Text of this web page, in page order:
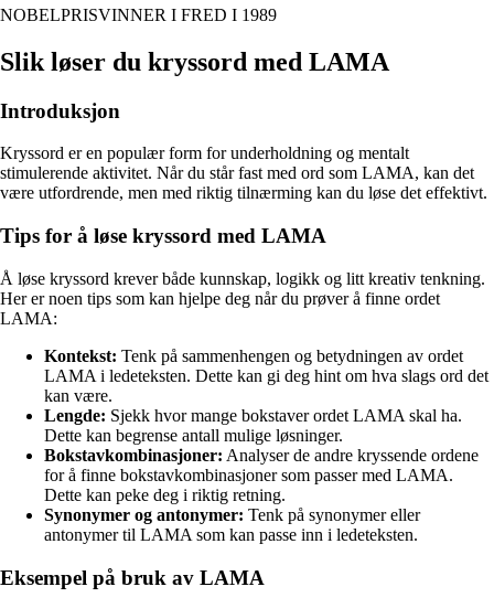
NOBELPRISVINNER I FRED I 1989
Slik løser du kryssord med LAMA
Introduksjon
Kryssord er en populær form for underholdning og mentalt
stimulerende aktivitet. Når du står fast med ord som LAMA, kan det
være utfordrende, men med riktig tilnærming kan du løse det effektivt.
Tips for å løse kryssord med LAMA
Å løse kryssord krever både kunnskap, logikk og litt kreativ tenkning.
Her er noen tips som kan hjelpe deg når du prøver å finne ordet
LAMA:
Kontekst: Tenk på sammenhengen og betydningen av ordet
LAMA i ledeteksten. Dette kan gi deg hint om hva slags ord det
kan være.
Lengde: Sjekk hvor mange bokstaver ordet LAMA skal ha.
Dette kan begrense antall mulige løsninger.
Bokstavkombinasjoner: Analyser de andre kryssende ordene
for å finne bokstavkombinasjoner som passer med LAMA.
Dette kan peke deg i riktig retning.
Synonymer og antonymer: Tenk på synonymer eller
antonymer til LAMA som kan passe inn i ledeteksten.
Eksempel på bruk av LAMA